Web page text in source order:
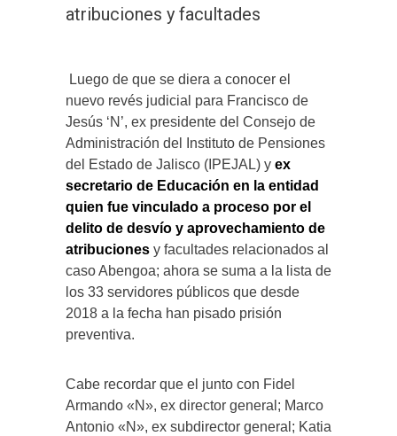
atribuciones y facultades
Luego de que se diera a conocer el
nuevo revés judicial para Francisco de
Jesús ‘N’, ex presidente del Consejo de
Administración del Instituto de Pensiones
del Estado de Jalisco (IPEJAL) y ex
secretario de Educación en la entidad
quien fue vinculado a proceso por el
delito de desvío y aprovechamiento de
atribuciones y facultades relacionados al
caso Abengoa; ahora se suma a la lista de
los 33 servidores públicos que desde
2018 a la fecha han pisado prisión
preventiva.
Cabe recordar que el junto con Fidel
Armando «N», ex director general; Marco
Antonio «N», ex subdirector general; Katia